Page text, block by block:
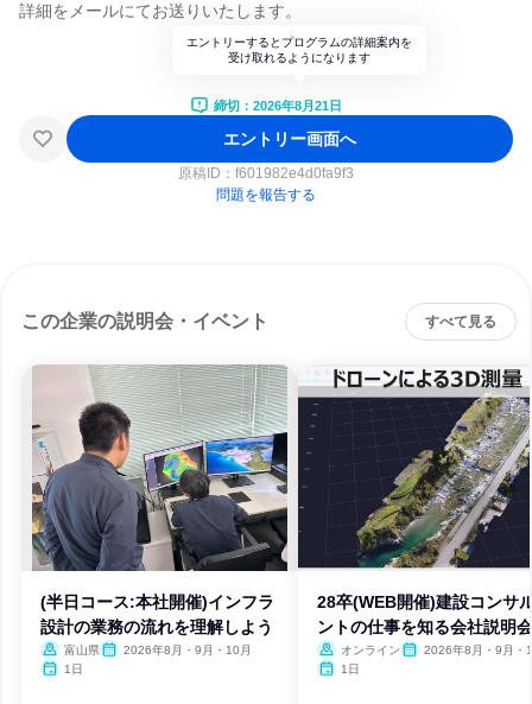
詳細をメールにてお送りいたします。
エントリーするとプログラムの詳細案内を
受け取れるようになります
締切：2026年8月21日
エントリー画面へ
原稿ID： f601982e4d0fa9f3
問題を報告する
この企業の説明会・イベント すべて見る
(半日コース:本社開催)インフラ
設計の業務の流れを理解しよう
富山県
2026年8月・9月・10月
1日
28卒(WEB開催)建設コンサ
ントの仕事を知る会社説明会
オンライン
2026年8月・9月・
1日